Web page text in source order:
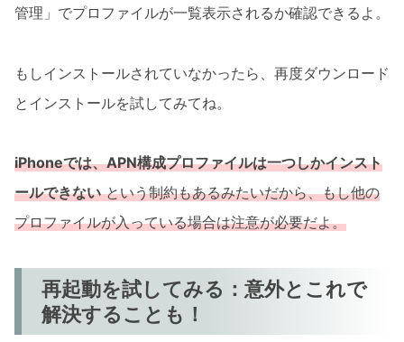
管理」でプロファイルが一覧表示されるか確認できるよ。
もしインストールされていなかったら、再度ダウンロード
とインストールを試してみてね。
iPhoneでは、APN構成プロファイルは一つしかインスト
ールできないという制約もあるみたいだから、もし他の
プロファイルが入っている場合は注意が必要だよ。
再起動を試してみる：意外とこれで
解決することも！